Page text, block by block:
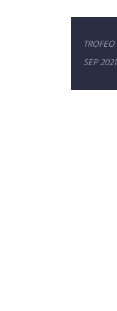
de
SEP 2021